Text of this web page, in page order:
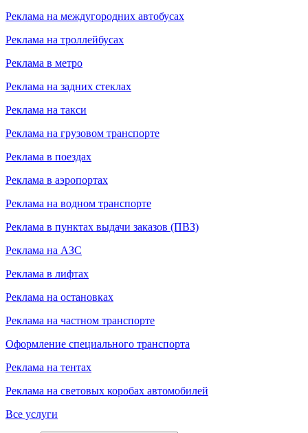
Реклама на междугородних автобусах
Реклама на троллейбусах
Реклама в метро
Реклама на задних стеклах
Реклама на такси
Реклама на грузовом транспорте
Реклама в поездах
Реклама в аэропортах
Реклама на водном транспорте
Реклама в пунктах выдачи заказов (ПВЗ)
Реклама на АЗС
Реклама в лифтах
Реклама на остановках
Реклама на частном транспорте
Оформление специального транспорта
Реклама на тентах
Реклама на световых коробах автомобилей
Все услуги